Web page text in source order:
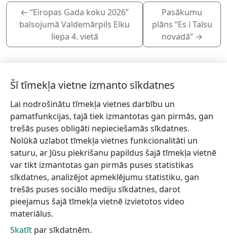
← “Eiropas Gada koku 2026”
balsojumā Valdemārpils Elku
liepa 4. vietā
Pasākumu
plāns “Es i Talsu
novadā” →
Piesakies jaunumiem!
Pieraksties jaunumiem e-pastā un nepalaid garām
jaunākās aktualitātes.
Vēlos saņemt jaunumus uz norādīto e-pasta adresi.
Šī tīmekļa vietne izmanto sīkdatnes
Lai nodrošinātu tīmekļa vietnes darbību un
pamatfunkcijas, tajā tiek izmantotas gan pirmās, gan
trešās puses obligāti nepieciešamās sīkdatnes.
Nolūkā uzlabot tīmekļa vietnes funkcionalitāti un
saturu, ar Jūsu piekrišanu papildus šajā tīmekļa vietnē
var tikt izmantotas gan pirmās puses statistikas
sīkdatnes, analizējot apmeklējumu statistiku, gan
trešās puses sociālo mediju sīkdatnes, darot
pieejamus šajā tīmekļa vietnē izvietotos video
materiālus.
Skatīt par sīkdatnēm.